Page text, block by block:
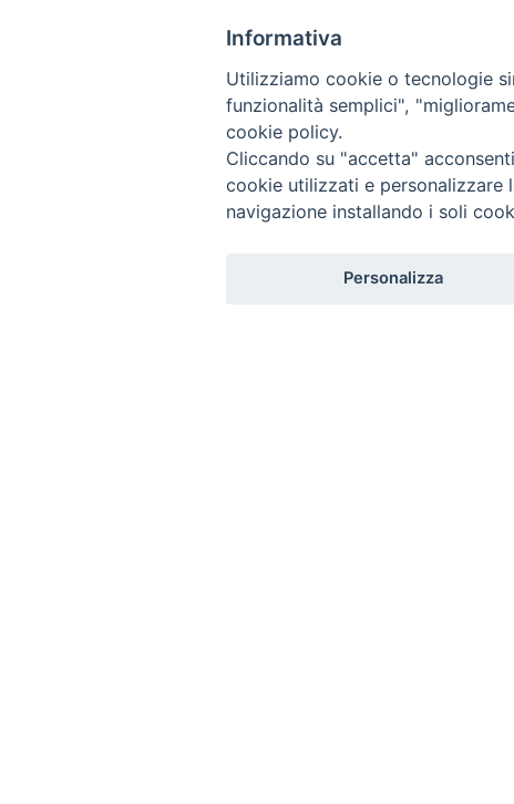
Informativa
Utilizziamo cookie o tecnologie
funzionalità semplici",
cookie policy.
Cliccando su "accetta"
cookie utilizzati e personalizzare
navigazione installando i soli
Personalizza